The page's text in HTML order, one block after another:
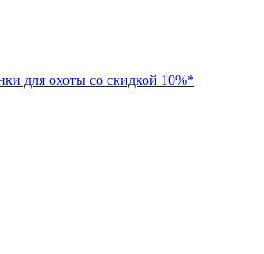
для охоты со скидкой 10%*